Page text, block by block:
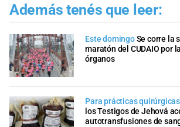
Además tenés que leer:
Este domingoSe corre la
maratón del CUDAIO por
órganos
Para prácticas quirúrgicas
los Testigos de Jehová
autotransfusiones de